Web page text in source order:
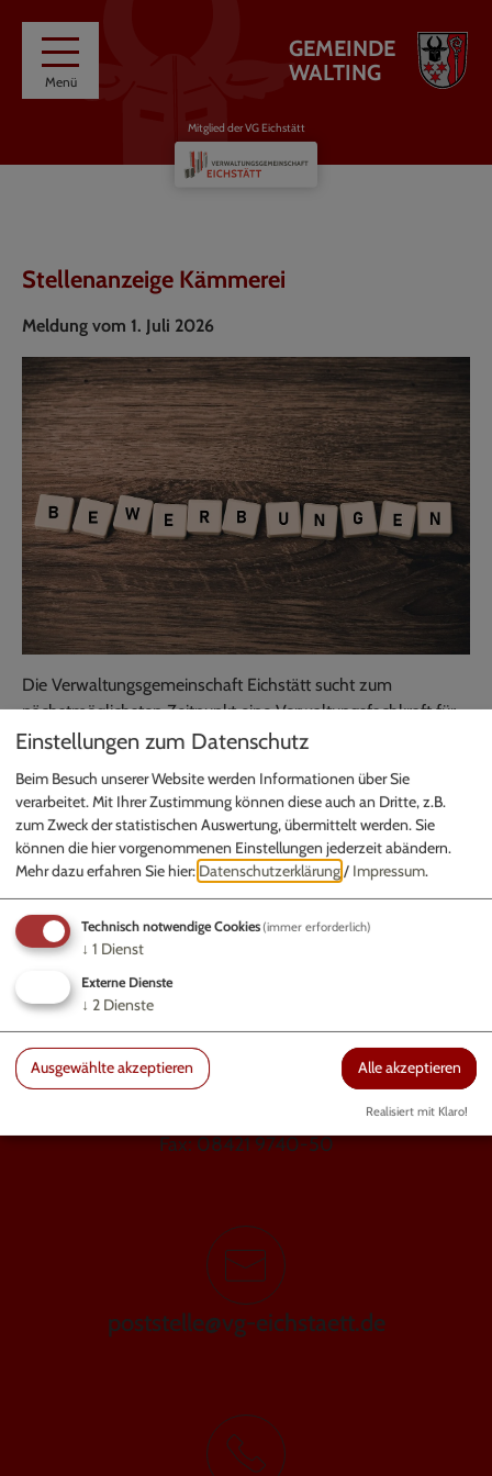
Menü
GEMEINDE
WALTING
Mitglied der VG Eichstätt
Stellenanzeige Kämmerei
Meldung vom 1. Juli 2026
Die Verwaltungsgemeinschaft Eichstätt sucht zum
nächstmöglichsten Zeitpunkt eine Verwaltungsfachkraft für
die Kämmerei.
Die Stellenanzeige finden Sie im Anhang.
Stellenanzeige
GEMEINDE WALTING
Gundekarstraße 7a | 85072 Eichstätt
Fax: 08421 9740-50
poststelle@vg-eichstaett.de
Einstellungen zum Datenschutz
Beim Besuch unserer Website werden Informationen über Sie
verarbeitet. Mit Ihrer Zustimmung können diese auch an Dritte, z.B.
zum Zweck der statistischen Auswertung, übermittelt werden. Sie
können die hier vorgenommenen Einstellungen jederzeit abändern.
Mehr dazu erfahren Sie hier: Datenschutzerklärung/ Impressum.
Technisch notwendige Cookies(immer erforderlich)
↓ 1 Dienst
Externe Dienste
↓ 2 Dienste
Ausgewählte akzeptieren Alle akzeptieren
Realisiert mit Klaro!